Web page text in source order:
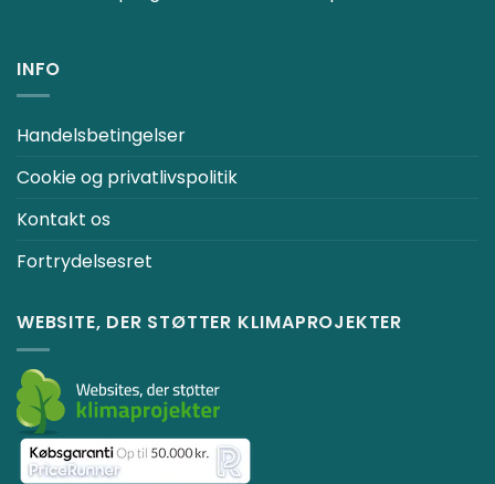
INFO
Handelsbetingelser
Cookie og privatlivspolitik
Kontakt os
Fortrydelsesret
WEBSITE, DER STØTTER KLIMAPROJEKTER